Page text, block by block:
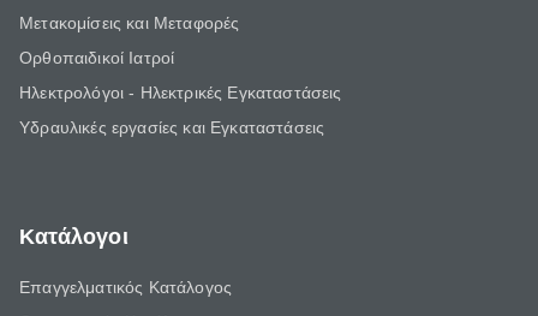
Μετακομίσεις και Μεταφορές
Ορθοπαιδικοί Ιατροί
Ηλεκτρολόγοι - Ηλεκτρικές Εγκαταστάσεις
Υδραυλικές εργασίες και Εγκαταστάσεις
Κατάλογοι
Επαγγελματικός Κατάλογος